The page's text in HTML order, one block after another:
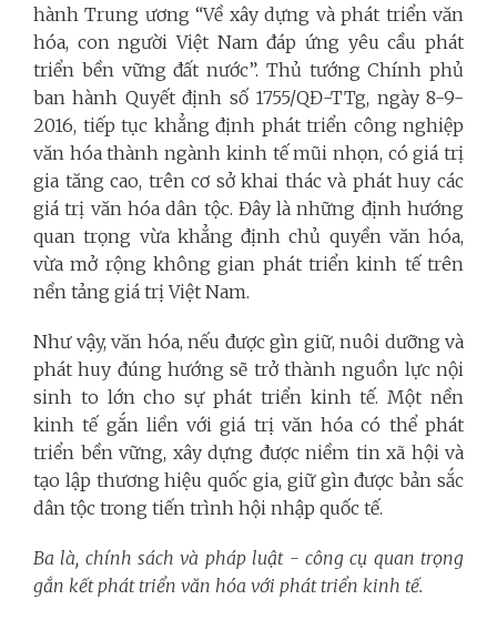
hành Trung ương “Về xây dựng và phát triển văn
hóa, con người Việt Nam đáp ứng yêu cầu phát
triển bền vững đất nước”. Thủ tướng Chính phủ
ban hành Quyết định số 1755/QĐ-TTg, ngày 8-9-
2016, tiếp tục khẳng định phát triển công nghiệp
văn hóa thành ngành kinh tế mũi nhọn, có giá trị
gia tăng cao, trên cơ sở khai thác và phát huy các
giá trị văn hóa dân tộc. Đây là những định hướng
quan trọng vừa khẳng định chủ quyền văn hóa,
vừa mở rộng không gian phát triển kinh tế trên
nền tảng giá trị Việt Nam.
Như vậy, văn hóa, nếu được gìn giữ, nuôi dưỡng và
phát huy đúng hướng sẽ trở thành nguồn lực nội
sinh to lớn cho sự phát triển kinh tế. Một nền
kinh tế gắn liền với giá trị văn hóa có thể phát
triển bền vững, xây dựng được niềm tin xã hội và
tạo lập thương hiệu quốc gia, giữ gìn được bản sắc
dân tộc trong tiến trình hội nhập quốc tế.
Ba là, chính sách và pháp luật - công cụ quan trọng
gắn kết phát triển văn hóa với phát triển kinh tế.